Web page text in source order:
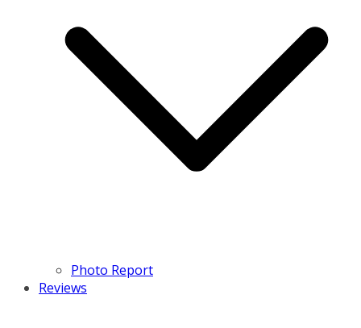
Photo Report
Reviews